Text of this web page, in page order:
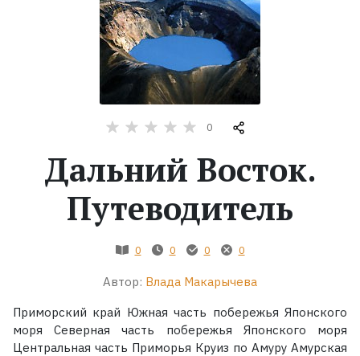
обсуждаемые
Серии
Экранизации
0
Дальний Восток.
Путеводитель
0 0 0 0
Автор: Влада Макарычева
Приморский край Южная часть побережья Японского
моря Северная часть побережья Японского моря
Центральная часть Приморья Круиз по Амуру Амурская